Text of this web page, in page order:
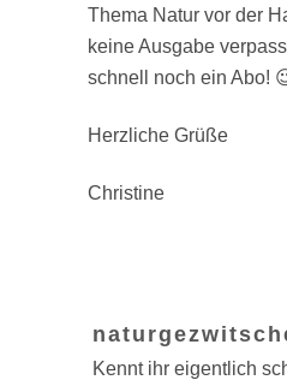
Thema Natur vor der
keine Ausgabe
schnell noch ein Abo!
Herzliche Grüße
Christine
Kennt ihr eigentlich